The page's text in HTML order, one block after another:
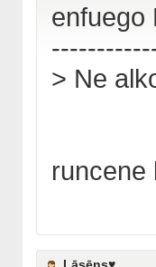
enfuego
> Ne
runcene